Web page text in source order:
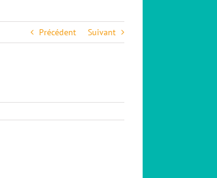
Précédent Suivant